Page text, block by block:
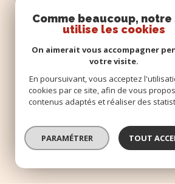
Prix en baisse
Maison de village
3 chambre(s)
Pompignan (30170)
Comme beaucoup, notre
utilise les cookies
On aimerait vous accompagner
votre visite.
En poursuivant, vous acceptez
cookies par ce site, afin de vous
contenus adaptés et réaliser des
PARAMÉTRER TOUT